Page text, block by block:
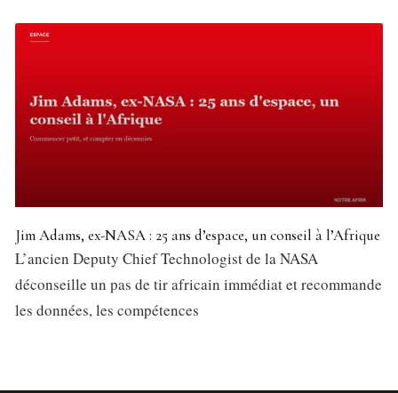
Jim Adams, ex-NASA : 25 ans d’espace, un conseil à l’Afrique
L’ancien Deputy Chief Technologist de la NASA
déconseille un pas de tir africain immédiat et recommande
les données, les compétences